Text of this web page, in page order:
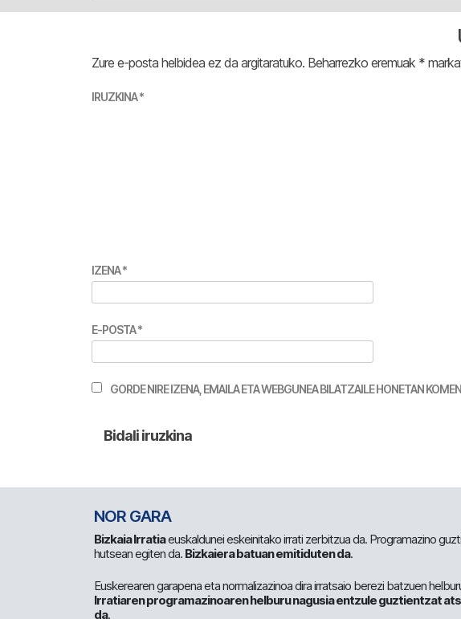
Zure e-posta helbidea ez da argitaratuko. Beharrezko eremuak *
IRUZKINA*
IZENA*
E-POSTA*
GORDE NIRE IZENA, EMAILA ETA WEBGUNEA BILATZAILE HONETAN
NOR GARA
Bizkaia Irratiaeuskaldunei eskeinitako irrati zerbitzua da. Programazino
hutsean egiten da. Bizkaiera batuan emitiduten da.
Euskerearen garapena eta normalizazinoa dira irratsaio berezi batzuen
Irratiaren programazinoaren helburu nagusia entzule guztientzat
da.